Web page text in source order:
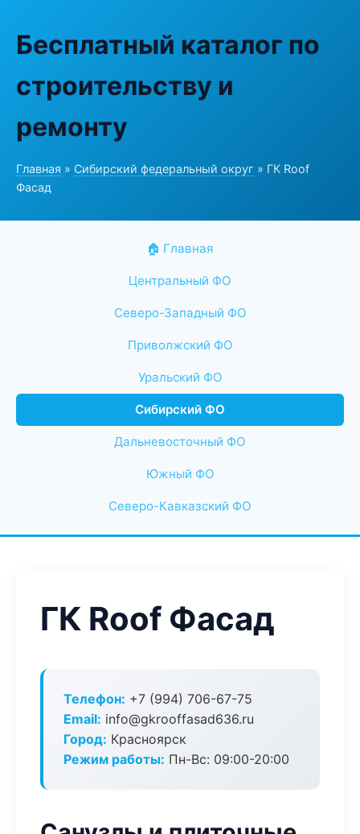
Бесплатный каталог по
строительству и
ремонту
Главная » Сибирский федеральный округ » ГК Roof
Фасад
🏠 Главная
Центральный ФО
Северо-Западный ФО
Приволжский ФО
Уральский ФО
Сибирский ФО
Дальневосточный ФО
Южный ФО
Северо-Кавказский ФО
ГК Roof Фасад
Телефон: +7 (994) 706-67-75
Email: info@gkrooffasad636.ru
Город: Красноярск
Режим работы: Пн-Вс: 09:00-20:00